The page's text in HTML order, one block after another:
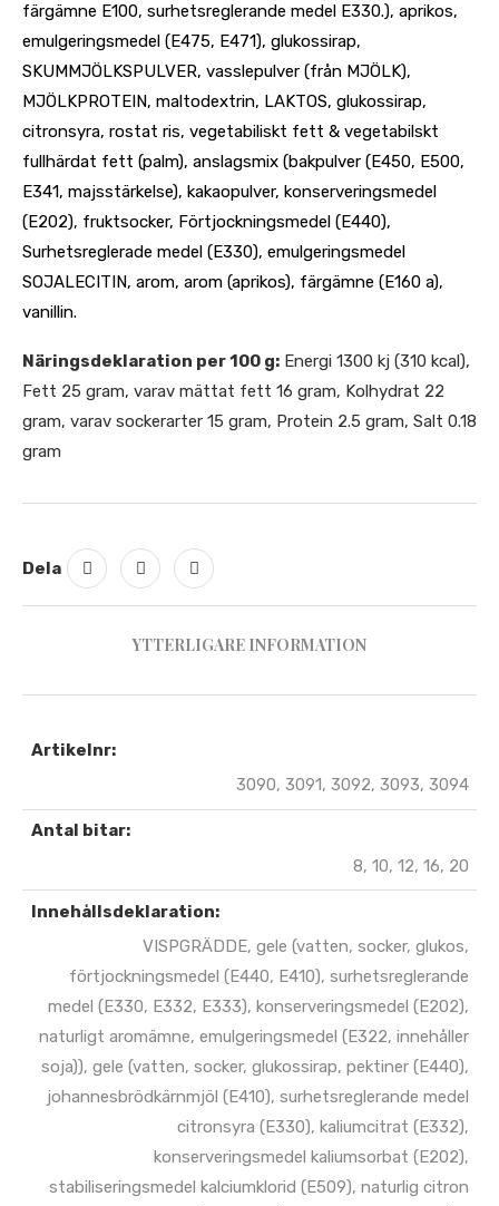
färgämne E100, surhetsreglerande medel E330.), aprikos,
emulgeringsmedel (E475, E471), glukossirap,
SKUMMJÖLKSPULVER, vasslepulver (från MJÖLK),
MJÖLKPROTEIN, maltodextrin, LAKTOS, glukossirap,
citronsyra, rostat ris, vegetabiliskt fett & vegetabilskt
fullhärdat fett (palm), anslagsmix (bakpulver (E450, E500,
E341, majsstärkelse), kakaopulver, konserveringsmedel
(E202), fruktsocker, Förtjockningsmedel (E440),
Surhetsreglerade medel (E330), emulgeringsmedel
SOJALECITIN, arom, arom (aprikos), färgämne (E160 a),
vanillin.
Näringsdeklaration per 100 g: Energi 1300 kj (310 kcal),
Fett 25 gram, varav mättat fett 16 gram, Kolhydrat 22
gram, varav sockerarter 15 gram, Protein 2.5 gram, Salt 0.18
gram
Dela
YTTERLIGARE INFORMATION
Artikelnr:
3090, 3091, 3092, 3093, 3094
Antal bitar:
8, 10, 12, 16, 20
Innehållsdeklaration:
VISPGRÄDDE, gele (vatten, socker, glukos,
förtjockningsmedel (E440, E410), surhetsreglerande
medel (E330, E332, E333), konserveringsmedel (E202),
naturligt aromämne, emulgeringsmedel (E322, innehåller
soja)), gele (vatten, socker, glukossirap, pektiner (E440),
johannesbrödkärnmjöl (E410), surhetsreglerande medel
citronsyra (E330), kaliumcitrat (E332),
konserveringsmedel kaliumsorbat (E202),
stabiliseringsmedel kalciumklorid (E509), naturlig citron